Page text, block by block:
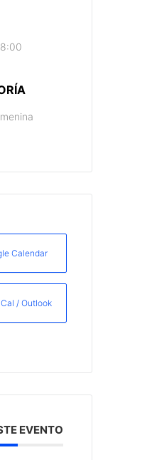
Calendar
/ Outlook
EVENTO